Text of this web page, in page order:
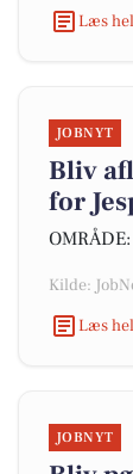
Læs
JOBNYT
Bliv
for
OMRÅDE:
Kilde:
Læs
JOBNYT